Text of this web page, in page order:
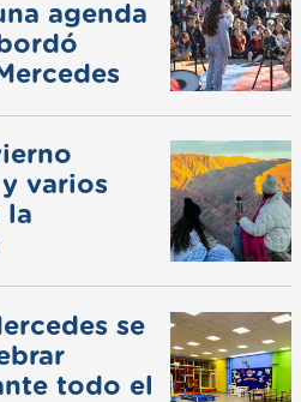
agenda
varios
la
se
todo el